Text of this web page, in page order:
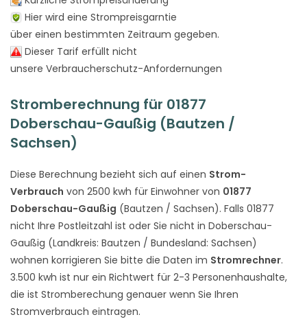
Hier wird eine Strompreisgarntie
über einen bestimmten Zeitraum gegeben.
Dieser Tarif erfüllt nicht
unsere Verbraucherschutz-Anfordernungen
Stromberechnung für 01877
Doberschau-Gaußig (Bautzen /
Sachsen)
Diese Berechnung bezieht sich auf einen Strom-
Verbrauch von 2500 kwh für Einwohner von 01877
Doberschau-Gaußig (Bautzen / Sachsen). Falls 01877
nicht Ihre Postleitzahl ist oder Sie nicht in Doberschau-
Gaußig (Landkreis: Bautzen / Bundesland: Sachsen)
wohnen korrigieren Sie bitte die Daten im Stromrechner.
3.500 kwh ist nur ein Richtwert für 2-3 Personenhaushalte,
die ist Stromberechung genauer wenn Sie Ihren
Stromverbrauch eintragen.